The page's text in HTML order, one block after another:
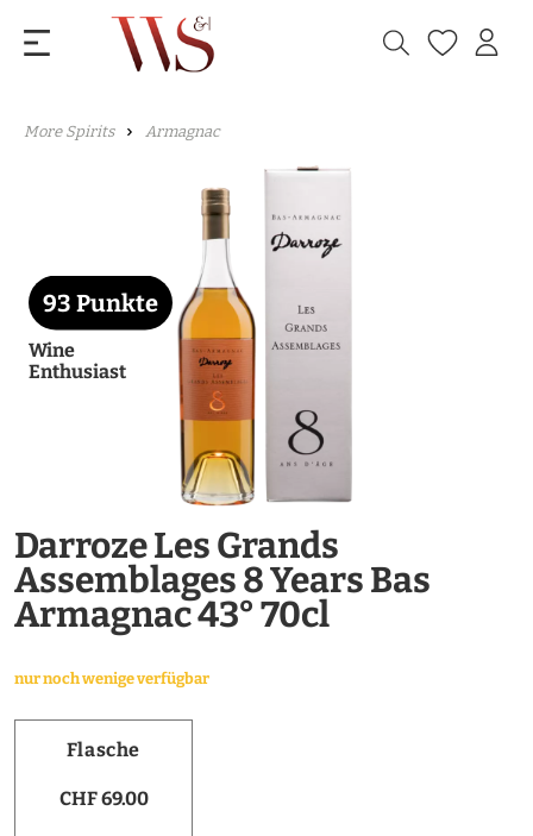
More Spirits Armagnac
93 Punkte
Wine
Enthusiast
Darroze Les Grands
Assemblages 8 Years Bas
Armagnac 43° 70cl
nur noch wenige verfügbar
Flasche
CHF 69.00